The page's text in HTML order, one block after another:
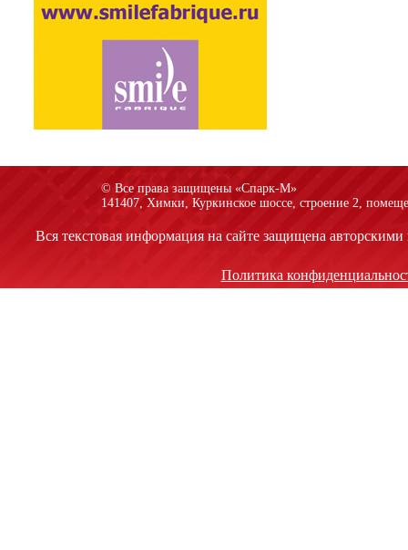
© Все права защищены «Спарк-M»
141407, Химки, Куркинское шоссе, строение 2,
Вся текстовая информация на сайте защищена
Политика